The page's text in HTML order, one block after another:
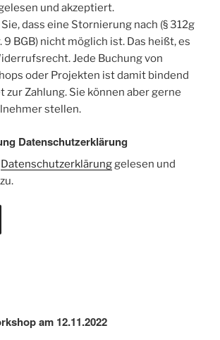
und akzeptiert.
dass eine Stornierung nach (§ 312g
9 BGB) nicht möglich ist. Das heißt, es
Jede Buchung von
oder Projekten ist damit bindend
zur Zahlung. Sie können aber gerne
stellen.
Datenschutzerklärung
Datenschutzerklärunggelesen und
am 12.11.2022